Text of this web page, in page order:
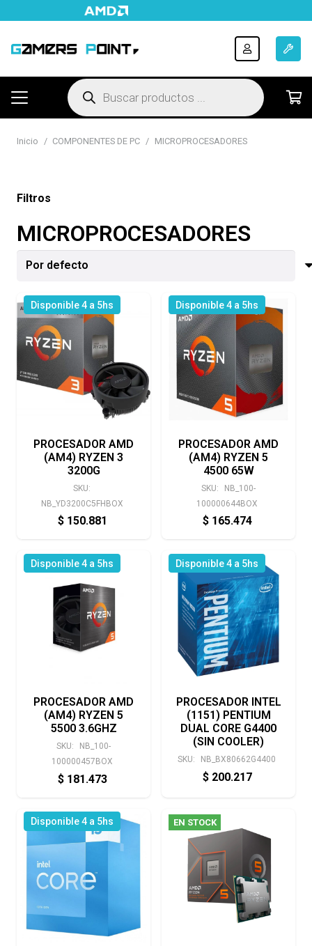
Búsqueda
de
productos
Inicio / COMPONENTES DE PC / MICROPROCESADORES
Filtros
MICROPROCESADORES
Disponible 4 a 5hs
PROCESADOR AMD
(AM4) RYZEN 3
3200G
SKU:
NB_YD3200C5FHBOX
$ 150.881
Disponible 4 a 5hs
PROCESADOR AMD
(AM4) RYZEN 5
4500 65W
SKU:
NB_100-
100000644BOX
$ 165.474
Disponible 4 a 5hs
PROCESADOR AMD
(AM4) RYZEN 5
5500 3.6GHZ
SKU:
NB_100-
100000457BOX
$ 181.473
Disponible 4 a 5hs
PROCESADOR INTEL
(1151) PENTIUM
DUAL CORE G4400
(SIN COOLER)
SKU: NB_BX80662G4400
$ 200.217
Disponible 4 a 5hs EN STOCK